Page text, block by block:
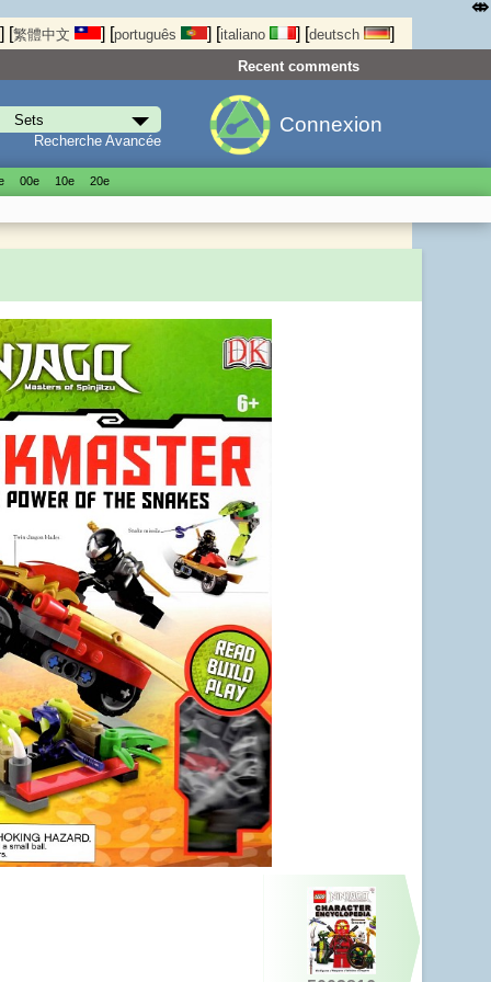
] [繁體中文 ] [português ] [italiano ] [deutsch ]
Recent comments
Recherche Avancée
Connexion
00е 10е 20е
⤄